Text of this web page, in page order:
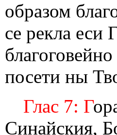
образом
се рекла еси
посети ны
Глас 7: Г
Синайския,